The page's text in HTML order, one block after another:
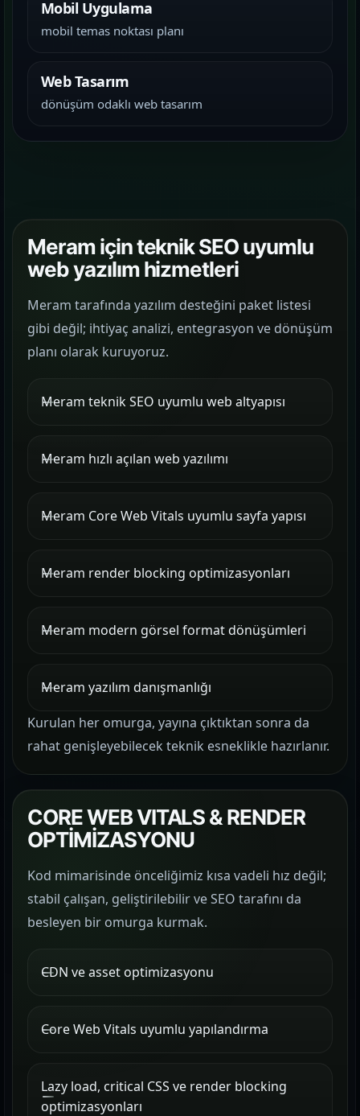
Mobil Uygulama
mobil temas noktası planı
Web Tasarım
dönüşüm odaklı web tasarım
Meram için teknik SEO uyumlu
web yazılım hizmetleri
Meram tarafında yazılım desteğini paket listesi
gibi değil; ihtiyaç analizi, entegrasyon ve dönüşüm
planı olarak kuruyoruz.
Meram teknik SEO uyumlu web altyapısı
Meram hızlı açılan web yazılımı
Meram Core Web Vitals uyumlu sayfa yapısı
Meram render blocking optimizasyonları
Meram modern görsel format dönüşümleri
Meram yazılım danışmanlığı
Kurulan her omurga, yayına çıktıktan sonra da
rahat genişleyebilecek teknik esneklikle hazırlanır.
CORE WEB VITALS & RENDER
OPTİMİZASYONU
Kod mimarisinde önceliğimiz kısa vadeli hız değil;
stabil çalışan, geliştirilebilir ve SEO tarafını da
besleyen bir omurga kurmak.
CDN ve asset optimizasyonu
Core Web Vitals uyumlu yapılandırma
Lazy load, critical CSS ve render blocking
optimizasyonları